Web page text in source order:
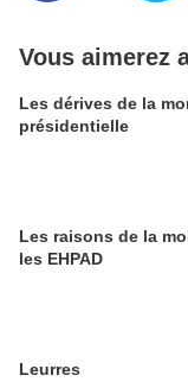
Vous aimerez
Les dérives de la
présidentielle
Les raisons de la
les EHPAD
Leurres